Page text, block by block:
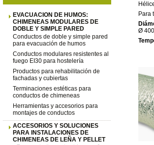
EVACUACION DE HUMOS:
CHIMENEAS MODULARES DE
DOBLE Y SIMPLE PARED
Conductos de doble y simple pared
para evacuación de humos
Conductos modulares resistentes al
fuego EI30 para hostelería
Productos para rehabilitación de
fachadas y cubiertas
Terminaciones estéticas para
conductos de chimeneas
Herramientas y accesorios para
montajes de conductos
ACCESORIOS Y SOLUCIONES
PARA INSTALACIONES DE
CHIMENEAS DE LEÑA Y PELLET
Para
Ø